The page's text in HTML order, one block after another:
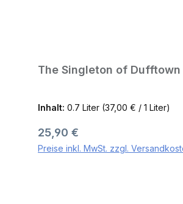
The Singleton of
Inhalt: 0.7 Liter (37,00 € / 1 Liter)
Regulärer Preis:
25,90 €
Preise inkl. MwSt. zzgl.